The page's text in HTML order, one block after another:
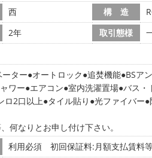
西 構 造
2年 取引態様
ーター オートロック 追焚機能 BSア
ワー エアコン 室内洗濯置場 バス・
ロ2口以上 タイル貼り 光ファイバー
何なりとお申し付け下さい。
利用必須 初回保証料:月額支払賃料等